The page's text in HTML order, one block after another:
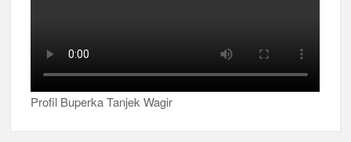
Profil Buperka Tanjek Wagir